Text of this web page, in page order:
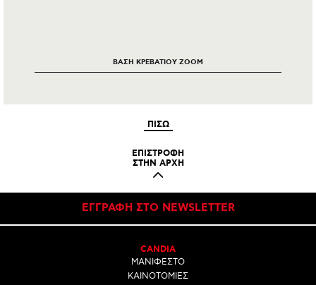
ΒΑΣΗ ΚΡΕΒΑΤΙΟΥ ZOOM
ΠΙΣΩ
ΕΠΙΣΤΡΟΦΗ
ΣΤΗΝ ΑΡΧΗ
ΕΓΓΡΑΦΗ ΣΤΟ NEWSLETTER
CANDIA
ΜΑΝΙΦΕΣΤΟ
ΚΑΙΝΟΤΟΜΙΕΣ